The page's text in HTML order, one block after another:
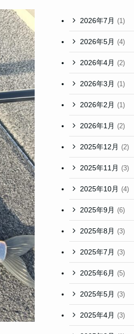
2026年7月 (1)
2026年5月 (4)
2026年4月 (2)
2026年3月 (1)
2026年2月 (1)
2026年1月 (2)
2025年12月 (2)
2025年11月 (3)
2025年10月 (4)
2025年9月 (6)
2025年8月 (3)
2025年7月 (3)
2025年6月 (5)
2025年5月 (3)
2025年4月 (3)